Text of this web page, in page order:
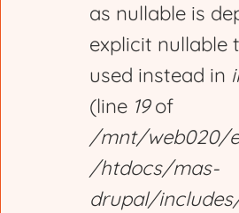
as nullable is
explicit nullable
used instead in
(line 19of
/mnt/web020/
/htdocs/mas-
drupal/